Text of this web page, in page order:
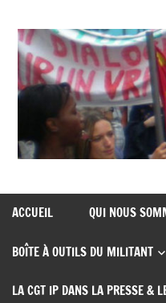
content
CGT
insertion
probation
de
syndicats
insertion
ACCUEIL QUI NOUS
BOÎTE À OUTILS DU MILITANT
LA CGT IP DANS LA PRESSE &